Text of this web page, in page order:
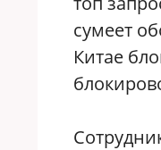
сумеет
Китае